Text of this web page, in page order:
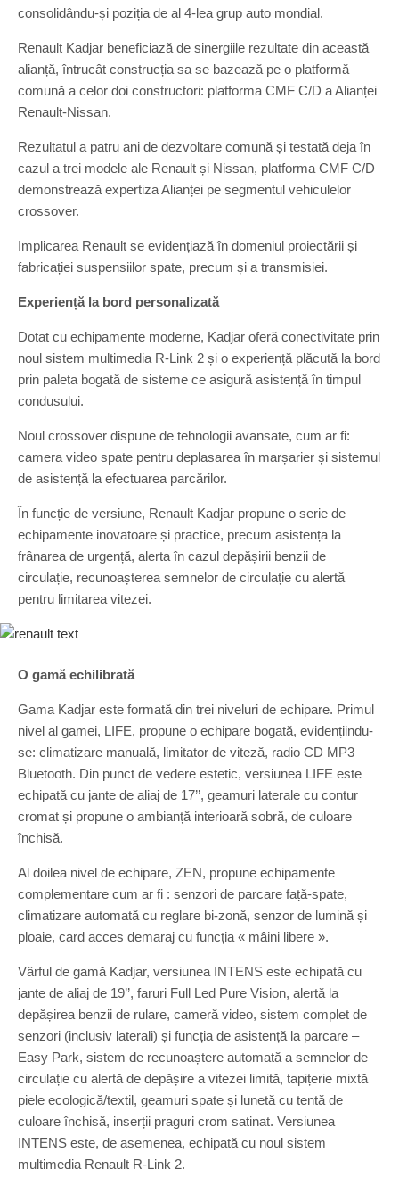
consolidându-și poziția de al 4-lea grup auto mondial.
Renault Kadjar beneficiază de sinergiile rezultate din această
alianță, întrucât construcția sa se bazează pe o platformă
comună a celor doi constructori: platforma CMF C/D a Alianței
Renault-Nissan.
Rezultatul a patru ani de dezvoltare comună și testată deja în
cazul a trei modele ale Renault și Nissan, platforma CMF C/D
demonstrează expertiza Alianței pe segmentul vehiculelor
crossover.
Implicarea Renault se evidențiază în domeniul proiectării și
fabricației suspensiilor spate, precum și a transmisiei.
Experiență la bord personalizată
Dotat cu echipamente moderne, Kadjar oferă conectivitate prin
noul sistem multimedia R-Link 2 și o experiență plăcută la bord
prin paleta bogată de sisteme ce asigură asistență în timpul
condusului.
Noul crossover dispune de tehnologii avansate, cum ar fi:
camera video spate pentru deplasarea în marșarier și sistemul
de asistență la efectuarea parcărilor.
În funcție de versiune, Renault Kadjar propune o serie de
echipamente inovatoare și practice, precum asistența la
frânarea de urgență, alerta în cazul depășirii benzii de
circulație, recunoașterea semnelor de circulație cu alertă
pentru limitarea vitezei.
O gamă echilibrată
Gama Kadjar este formată din trei niveluri de echipare. Primul
nivel al gamei, LIFE, propune o echipare bogată, evidențiindu-
se: climatizare manuală, limitator de viteză, radio CD MP3
Bluetooth. Din punct de vedere estetic, versiunea LIFE este
echipată cu jante de aliaj de 17’’, geamuri laterale cu contur
cromat și propune o ambianță interioară sobră, de culoare
închisă.
Al doilea nivel de echipare, ZEN, propune echipamente
complementare cum ar fi : senzori de parcare față-spate,
climatizare automată cu reglare bi-zonă, senzor de lumină și
ploaie, card acces demaraj cu funcția « mâini libere ».
Vârful de gamă Kadjar, versiunea INTENS este echipată cu
jante de aliaj de 19’’, faruri Full Led Pure Vision, alertă la
depășirea benzii de rulare, cameră video, sistem complet de
senzori (inclusiv laterali) și funcția de asistență la parcare –
Easy Park, sistem de recunoaștere automată a semnelor de
circulație cu alertă de depășire a vitezei limită, tapițerie mixtă
piele ecologică/textil, geamuri spate și lunetă cu tentă de
culoare închisă, inserții praguri crom satinat. Versiunea
INTENS este, de asemenea, echipată cu noul sistem
multimedia Renault R-Link 2.